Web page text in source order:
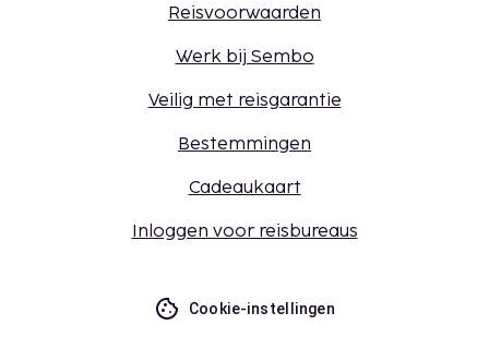
Reisvoorwaarden
Werk bij Sembo
Veilig met reisgarantie
Bestemmingen
Cadeaukaart
Inloggen voor reisbureaus
Cookie-instellingen